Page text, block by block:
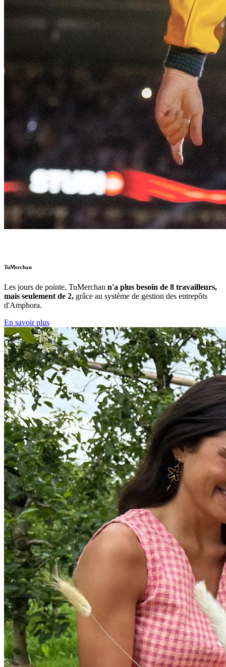
TuMerchan
Les jours de pointe, TuMerchan n'a plus besoin de 8 travailleurs,
mais seulement de 2, grâce au système de gestion des entrepôts
d'Amphora.
En savoir plus